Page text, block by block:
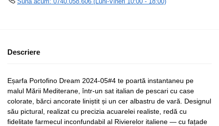
Descriere
Eșarfa Portofino Dream 2024-05#4 te poartă instantaneu pe
malul Mării Mediterane, într-un sat italian de pescari cu case
colorate, bărci ancorate liniștit și un cer albastru de vară. Designul
său pictural, realizat cu precizia acuarelei realiste, redă cu
fidelitate farmecul inconfundabil al Rivierelor italiene — cu fațade